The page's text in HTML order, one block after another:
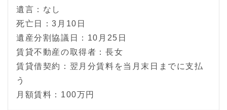
遺言：なし
死亡日：3月10日
遺産分割協議日：10月25日
賃貸不動産の取得者：長女
賃貸借契約：翌月分賃料を当月末日までに支払
う
月額賃料：100万円